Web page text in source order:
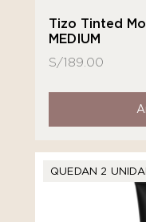
Tizo Tinted
MEDIUM
S/189.00
QUEDAN 2